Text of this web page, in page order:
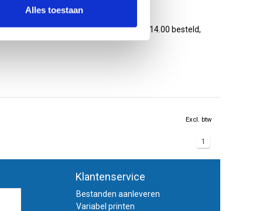
Alles toestaan
cm)
grams FSC gecertificeerd papier. Voor 14.00 besteld,
Excl. btw
1
Klantenservice
Bestanden aanleveren
Variabel printen